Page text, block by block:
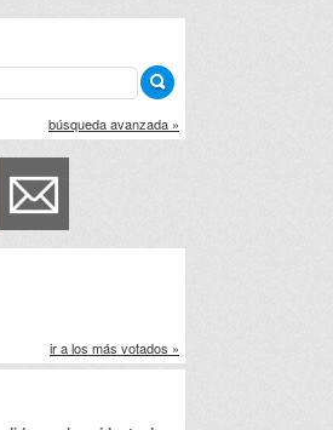
búsqueda avanzada »
ir a los más votados »